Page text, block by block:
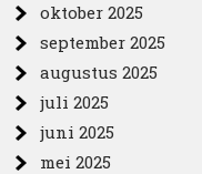
oktober 2025
september 2025
augustus 2025
juli 2025
juni 2025
mei 2025